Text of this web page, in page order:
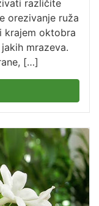
različite
orezivanje ruža
krajem oktobra
mrazeva.
[…]